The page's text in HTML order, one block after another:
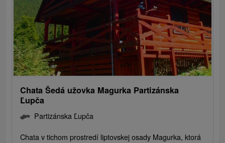
Chata Šedá užovka Magurka Partizánska
Ľupča
Partizánska Ľupča
Chata v tichom prostredí liptovskej osady Magurka, ktorá